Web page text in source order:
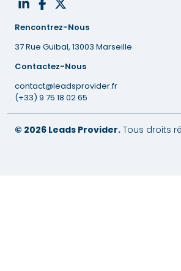
Rencontrez-Nous
37 Rue Guibal, 13003 Marseille
Contactez-Nous
contact@leadsprovider.fr
(+33) 9 75 18 02 65
© 2026 Leads Provider. Tous droits